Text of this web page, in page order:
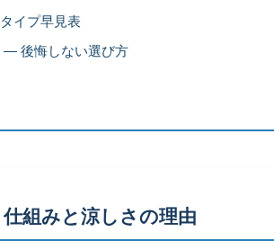
イプ早見表
― 後悔しない選び方
組みと涼しさの理由